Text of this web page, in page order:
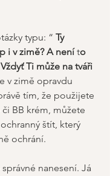
typu: “ Ty
i v zimě? A není to
Ti může na tváři
v zimě opravdu
tím, že použijete
BB krém, můžete
štít, který
ochrání.
nanesení. Já